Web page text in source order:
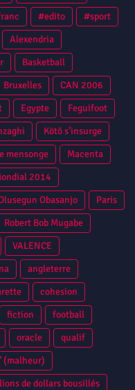
#edito
#sport
Alexendria
Basketball
Bruxelles
CAN 2006
Egypte
Feguifoot
Kötõ s’insurge
mensonge
Macenta
2014
Obasanjo
Paris
Robert Bob Mugabe
VALENCE
angleterre
cohesion
fiction
football
oracle
qualif
(malheur)
de dollars bousillés